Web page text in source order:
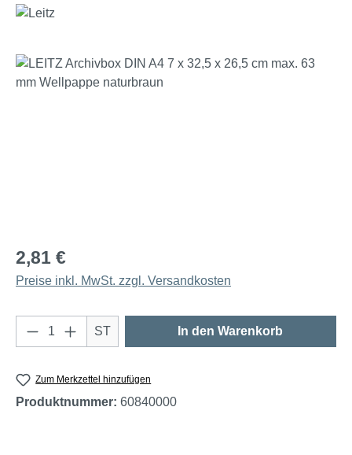
Bildergalerie überspringen
2,81 €
Preise inkl. MwSt. zzgl. Versandkosten
Produkt Anzahl: Gib den gewünschten
ST In den Warenkorb
Zum Merkzettel hinzufügen
Produktnummer: 60840000